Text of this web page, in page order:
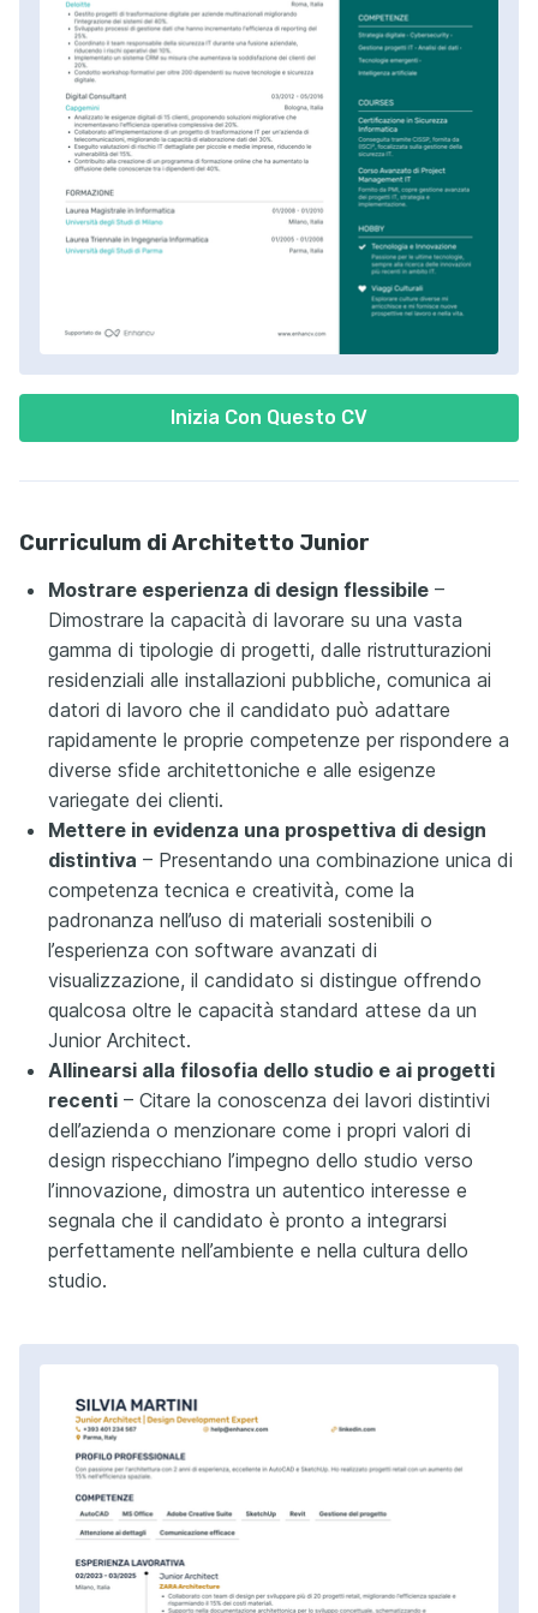
Inizia Con Questo CV
Curriculum di Architetto Junior
Mostrare esperienza di design flessibile –
Dimostrare la capacità di lavorare su una vasta
gamma di tipologie di progetti, dalle ristrutturazioni
residenziali alle installazioni pubbliche, comunica ai
datori di lavoro che il candidato può adattare
rapidamente le proprie competenze per rispondere a
diverse sfide architettoniche e alle esigenze
variegate dei clienti.
Mettere in evidenza una prospettiva di design
distintiva – Presentando una combinazione unica di
competenza tecnica e creatività, come la
padronanza nell’uso di materiali sostenibili o
l’esperienza con software avanzati di
visualizzazione, il candidato si distingue offrendo
qualcosa oltre le capacità standard attese da un
Junior Architect.
Allinearsi alla filosofia dello studio e ai progetti
recenti – Citare la conoscenza dei lavori distintivi
dell’azienda o menzionare come i propri valori di
design rispecchiano l’impegno dello studio verso
l’innovazione, dimostra un autentico interesse e
segnala che il candidato è pronto a integrarsi
perfettamente nell’ambiente e nella cultura dello
studio.